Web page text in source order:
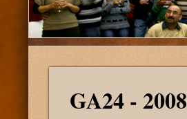
GA24 - 2008